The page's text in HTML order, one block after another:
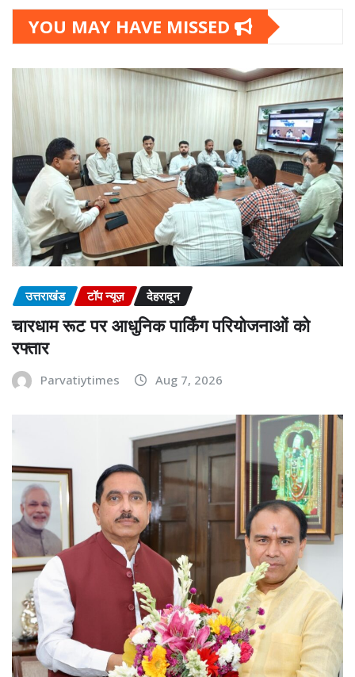
YOU MAY HAVE MISSED
उत्तराखंड टॉप न्यूज़ देहरादून
चारधाम रूट पर आधुनिक पार्किंग परियोजनाओं को
रफ्तार
Parvatiytimes Aug 7, 2026